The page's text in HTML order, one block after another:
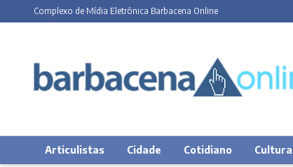
Complexo de Mídia Eletrônica Barbacena Online
Articulistas Cidade Cotidiano Cultura